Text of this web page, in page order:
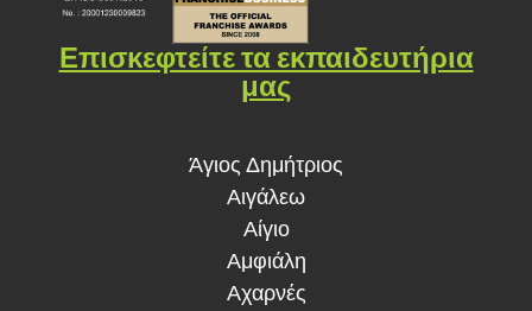
Επισκεφτείτε τα εκπαιδευτήρια
μας
Άγιος Δημήτριος
Αιγάλεω
Αίγιο
Αμφιάλη
Αχαρνές